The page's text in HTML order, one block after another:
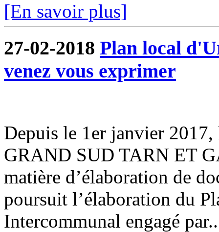
[En savoir plus]
27-02-2018 Plan local
venez vous exprimer
Depuis le 1er janvier 2017,
GRAND SUD TARN ET
matière d’élaboration de
poursuit l’élaboration du
Intercommunal engagé